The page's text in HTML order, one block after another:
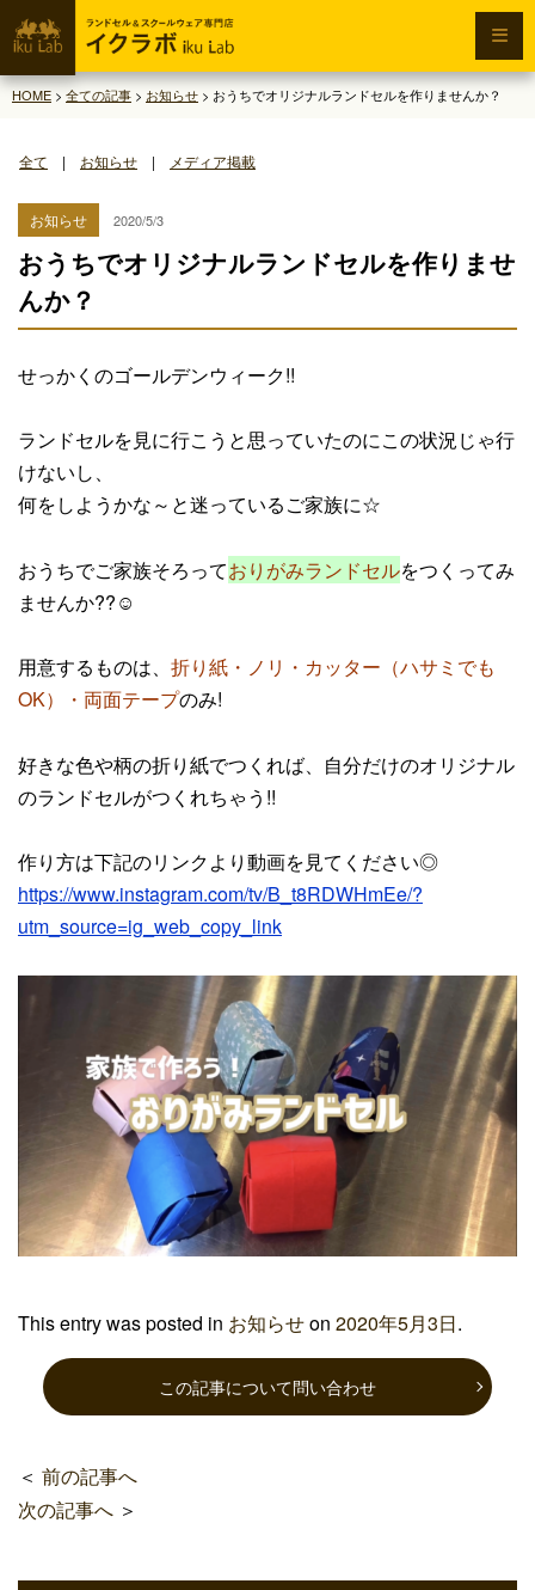
HOME > 全ての記事 > お知らせ > おうちでオリジナルランドセルを作りませんか？
全て | お知らせ | メディア掲載
お知らせ 2020/5/3
おうちでオリジナルランドセルを作りませ
んか？
せっかくのゴールデンウィーク!!
ランドセルを見に行こうと思っていたのにこの状況じゃ行
けないし、
何をしようかな～と迷っているご家族に☆
おうちでご家族そろっておりがみランドセルをつくってみ
ませんか??☺
用意するものは、 折り紙・ノリ・カッター（ハサミでも
OK）・両面テープのみ!
好きな色や柄の折り紙でつくれば、自分だけのオリジナル
のランドセルがつくれちゃう!!
作り方は下記のリンクより動画を見てください◎
https://www.instagram.com/tv/B_t8RDWHmEe/?
utm_source=ig_web_copy_link
This entry was posted in お知らせon 2020年5月3日.
この記事について問い合わせ
＜ 前の記事へ
次の記事へ ＞